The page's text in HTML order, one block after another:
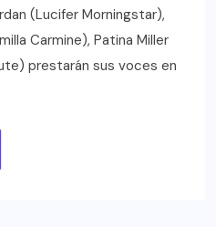
(Lucifer Morningstar),
Carmine), Patina Miller
prestarán sus voces en